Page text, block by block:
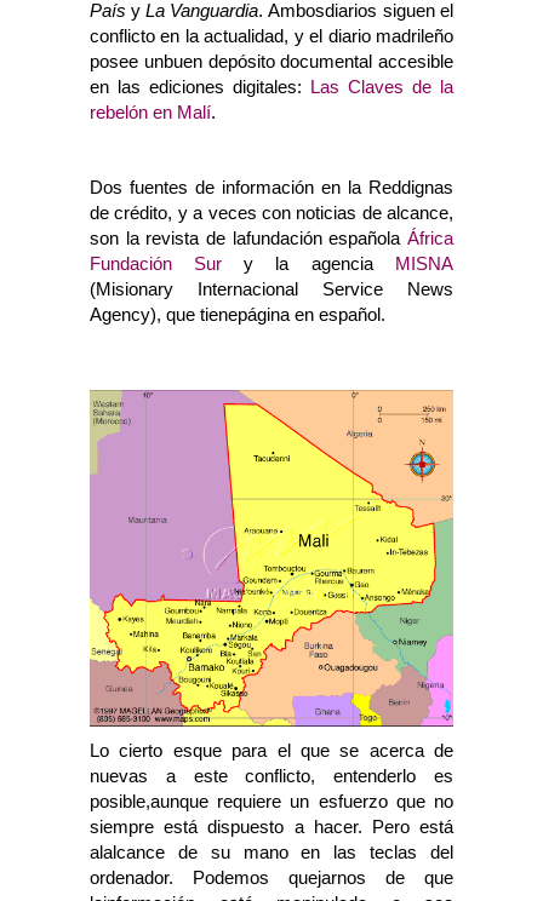
País y La Vanguardia. Ambosdiarios siguen el
conflicto en la actualidad, y el diario madrileño
posee unbuen depósito documental accesible
en las ediciones digitales:
Las Claves de la
rebelón en Malí.
Dos fuentes de información en la Reddignas
de crédito, y a veces con noticias de alcance,
son la revista de lafundación española África
Fundación Sur y la agencia
MISNA
(Misionary Internacional Service News
Agency), que tienepágina en español.
Lo cierto esque para el que se acerca de
nuevas a este conflicto, entenderlo es
posible,aunque requiere un esfuerzo que no
siempre está dispuesto a hacer. Pero está
alalcance de su mano en las teclas del
ordenador. Podemos quejarnos de que